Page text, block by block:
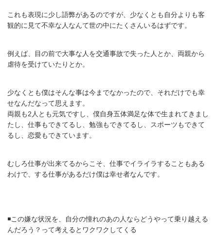
これも表現に少し語弊があるのですが、少なくとも自分よりも客
観的に見て不幸な人なんて世の中にたくさんいるはずです。
例えば、目の前で大事な人を交通事故で失った人とか、両親から
虐待を受けていたりとか。
少なくとも僕はそんな事は今までなかったので、それだけでも幸
せなんだなって思えます。
両親も2人とも元気ですし、僕自身五体満足な体で生まれてきまし
たし、仕事もできてるし、勉強もできてるし、スポーツもできて
るし、恋愛もできています。
むしろ仕事が出来てるからこそ、仕事でイライラすることもある
わけで、する仕事があるだけ僕は幸せ者なんです。
◾️この嫌な状況を、自分の憧れのあの人ならどうやって乗り越える
んだろう？って考えるとワクワクしてくる